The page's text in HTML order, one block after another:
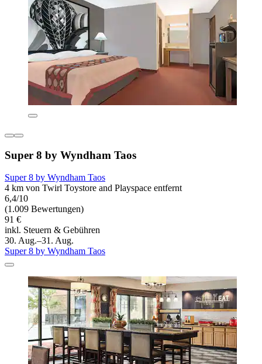
Super 8 by Wyndham Taos
Super 8 by Wyndham Taos
4 km von Twirl Toystore and Playspace entfernt
6,4/10
(1.009 Bewertungen)
91 €
inkl. Steuern & Gebühren
30. Aug.–31. Aug.
Super 8 by Wyndham Taos